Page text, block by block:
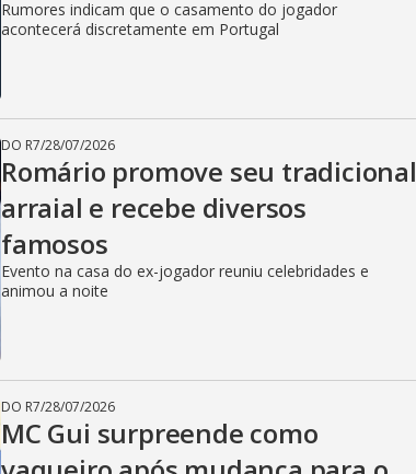
Rumores indicam que o casamento do jogador
acontecerá discretamente em Portugal
DO R7/28/07/2026
Romário promove seu tradicional
arraial e recebe diversos
famosos
Evento na casa do ex-jogador reuniu celebridades e
animou a noite
DO R7/28/07/2026
MC Gui surpreende como